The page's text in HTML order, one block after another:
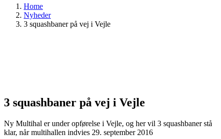
Home
Nyheder
3 squashbaner på vej i Vejle
3 squashbaner på vej i Vejle
Ny Multihal er under opførelse i Vejle, og her vil 3 squashbaner stå
klar, når multihallen indvies 29. september 2016